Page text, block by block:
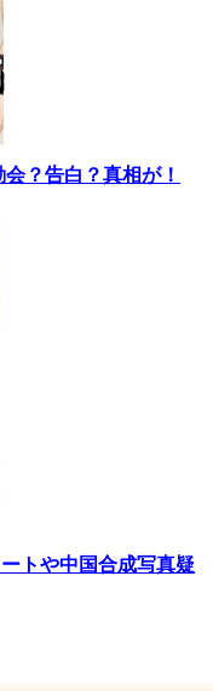
？告白？真相が！
トや中国合成写真疑